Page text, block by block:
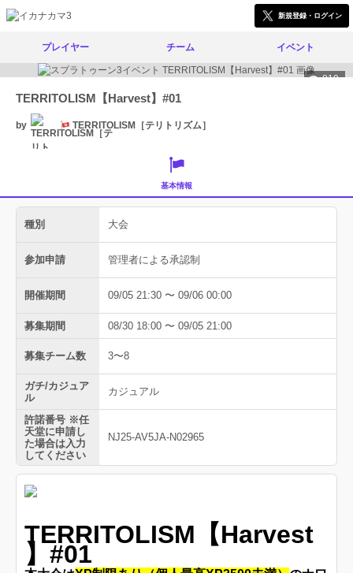
新規登録・ログイン
プレイヤー チーム イベント
819
TERRITOLISM【Harvest】#01
by TERRITOLISM［テリトリズム］
基本情報
種別 大会
参加申請 管理者による承認制
開催期間 09/05 21:30 〜 09/06 00:00
募集期間 08/30 18:00 〜 09/05 21:00
募集チーム数 3〜8
ガチ/カジュア
ル
カジュアル
許諾番号 ※任
天堂に申請し
た場合は入力
してください
NJ25-AV5JA-N02965
TERRITOLISM【Harvest
】#01